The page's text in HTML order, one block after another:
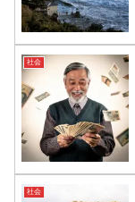
社会
社会